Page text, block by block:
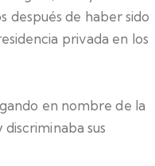
después de haber sido
privada en los
en nombre de la
sus